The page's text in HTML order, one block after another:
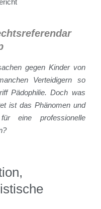
gegen Kinder von
Verteidigern so
Pädophilie. Doch was
ist das Phänomen und
eine professionelle